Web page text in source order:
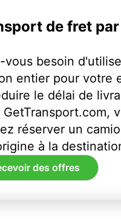
de fret
vous besoin
entier pour votre
le délai de
GetTransport.com,
réserver un
à la
des offres